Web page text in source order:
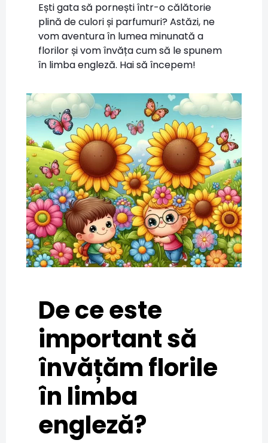
Ești gata să pornești într-o călătorie
plină de culori și parfumuri? Astăzi, ne
vom aventura în lumea minunată a
florilor și vom învăța cum să le spunem
în limba engleză. Hai să începem!
De ce este
important să
învățăm florile
în limba
engleză?